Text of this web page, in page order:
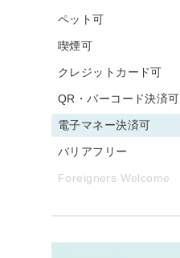
ペット可
喫煙可
クレジットカード可
QR・バーコード決済可
電子マネー決済可
バリアフリー
Foreigners Welcome